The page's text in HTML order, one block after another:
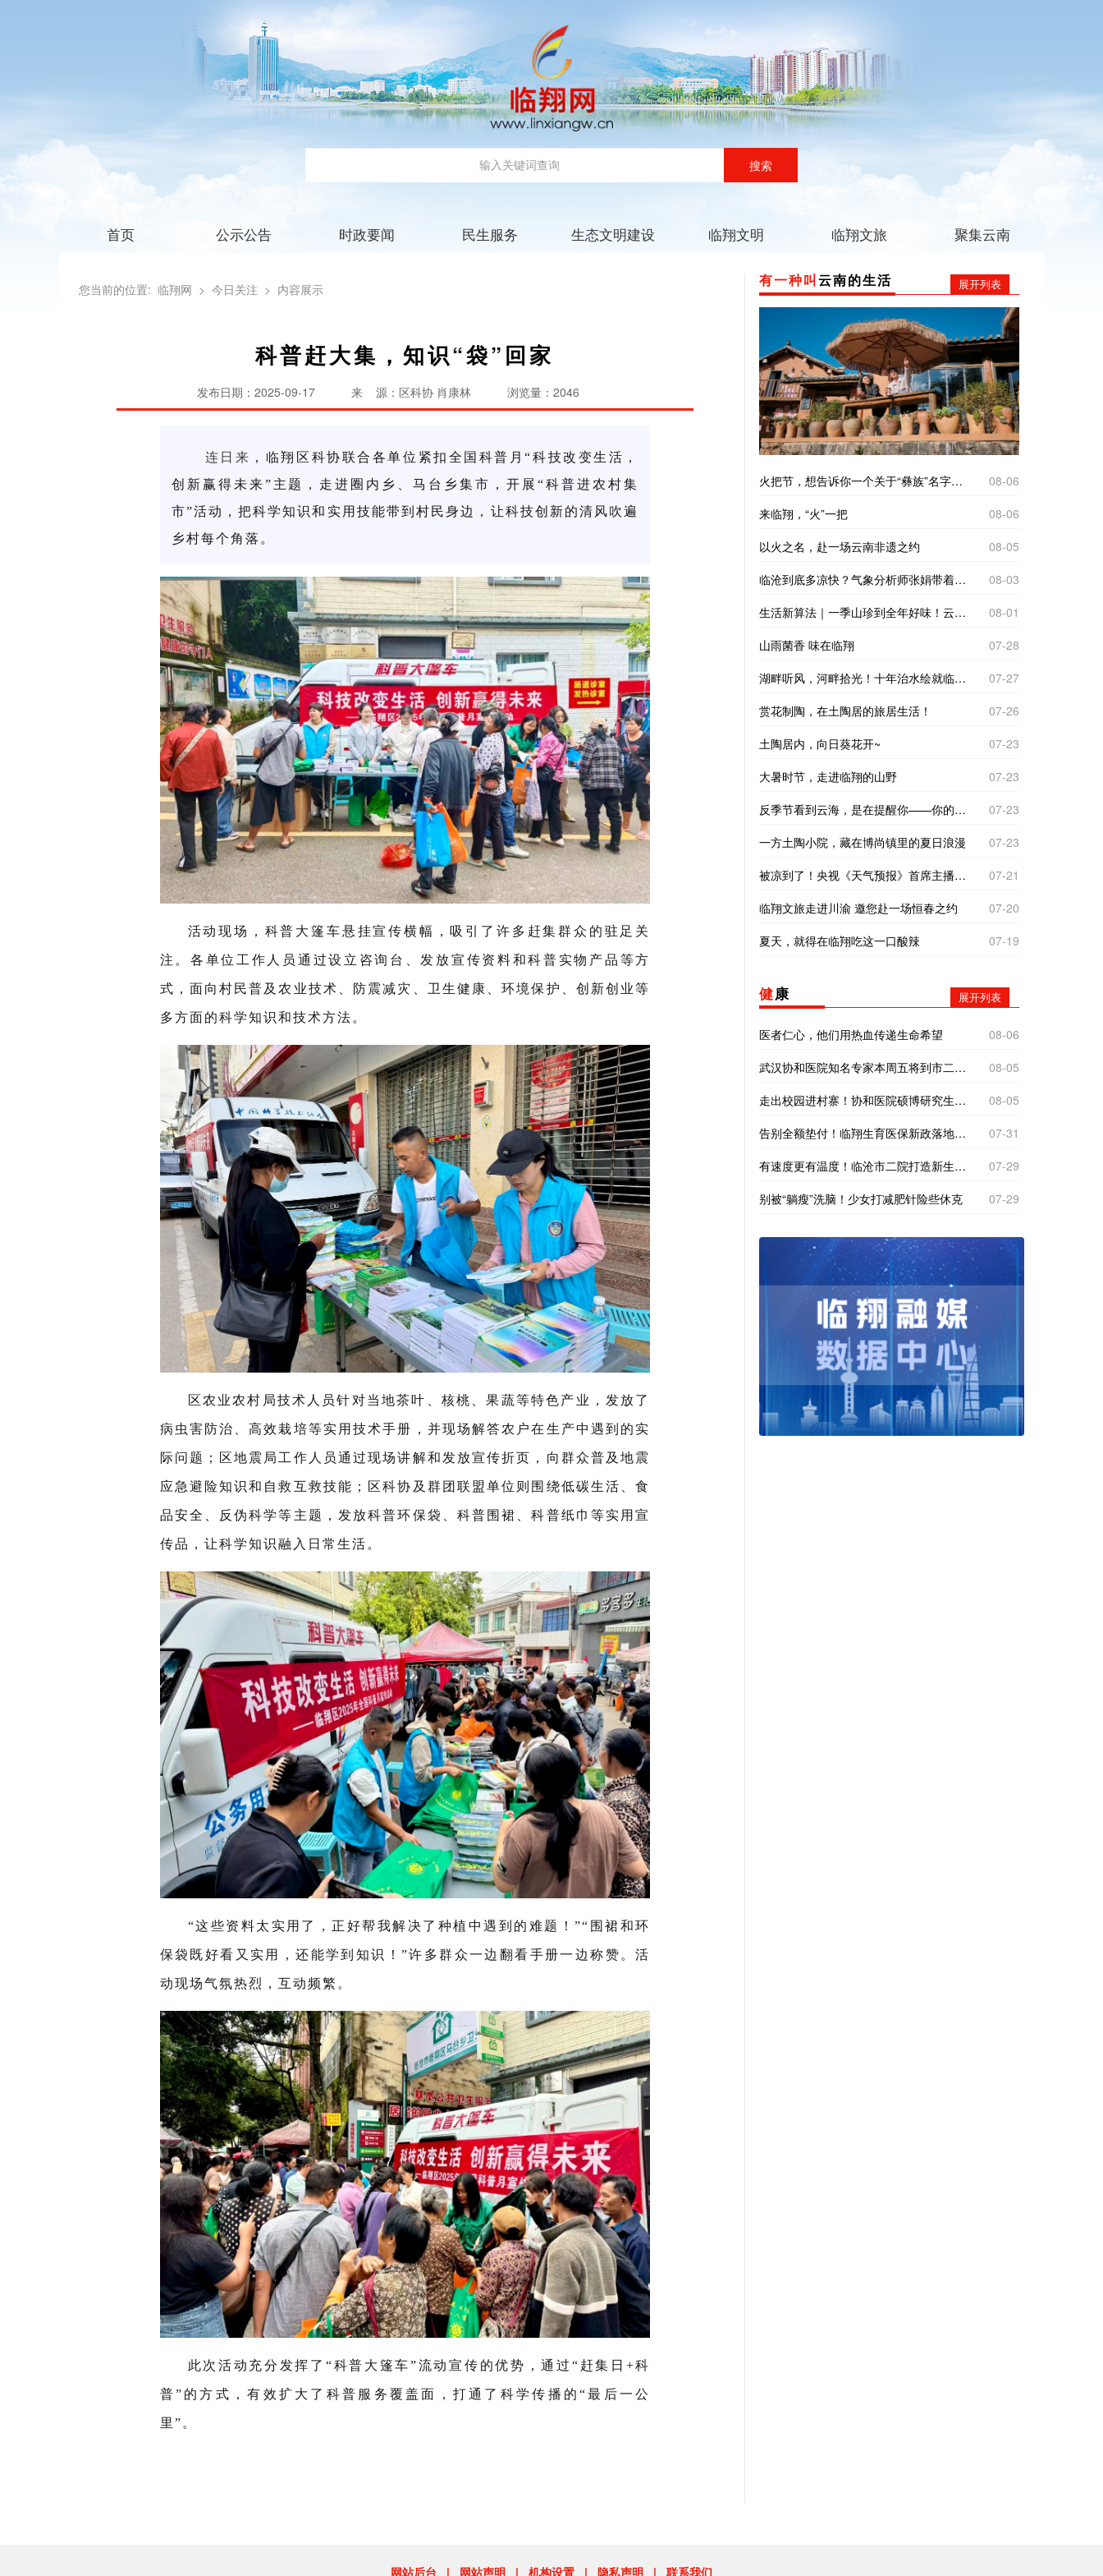
搜索
首页 公示公告 时政要闻 民生服务 生态文明建设 临翔文明 临翔文旅 聚集云南
您当前的位置: 临翔网 > 今日关注 > 内容展示
科普赶大集，知识“袋”回家
发布日期：2025-09-17 来 源：区科协 肖康林 浏览量：2046
连日来 ，临翔区科协联合各单位 紧扣全国科普月“科技改变生活，
创新赢得未来”主题，走进圈内乡
、马台乡集市，开展“科普进农村集
市”活动，把科学知识和实用技能带到村民身边，让科技创新的清风吹遍
乡村每个角落。
活动现场，科普大篷车悬挂宣传横幅，吸引了许多赶集群众的驻足关
注。各单位工作人员通过设立咨询台、发放宣传资料和科普实物产品等方
式，面向村民普及农业技术、防震减灾、卫生健康、环境保护、创新创业等
多方面的科学知识和技术方法。
区农业农村局技术人员针对当地茶叶、核桃、果蔬等特色产业，发放了
病虫害防治、高效栽培等实用技术手册，并现场解答农户在生产中遇到的实
际问题；区地震局工作人员通过现场讲解和 发放宣传折页，向群众普及地震
应急避险知识和自救互救技能；区科协及群团联盟单位则围绕低碳生活、食
品安全、反伪科学等主题，发放科普环保袋、科普围裙、科普纸巾等实用宣
传品，让科学知识融入日常生活。
“这些资料太实用了，正好帮我解决了种植中遇到的难题！”“ 围裙和环
保袋既好看又实用，还能学到知识！ ”许多群众一边翻看手册一边称赞。活
动现场气氛热烈，互动频繁。
此次活动充分发挥了 “科普大篷车”流动宣传的优势，通过 “ 赶集日 +科
普” 的方式，有效扩大了科普服务覆盖面，打通了科学传播的“最后一公
里 ” 。
有一种叫云南的生活 展开列表
火把节，想告诉你一个关于“彝族”名字的故事
08-06
来临翔，“火”一把
08-06
以火之名，赴一场云南非遗之约
08-05
临沧到底多凉快？气象分析师张娟带着仪器来实测
08-03
生活新算法｜一季山珍到全年好味！云南临沧“树koko”里的致富经
08-01
山雨菌香 味在临翔
07-28
湖畔听风，河畔拾光！十年治水绘就临翔“家门口的诗与远方”
07-27
赏花制陶，在土陶居的旅居生活！
07-26
土陶居内，向日葵花开~
07-23
大暑时节，走进临翔的山野
07-23
反季节看到云海，是在提醒你——你的“云”气不差，别着急。错季的相遇，往往是最好的运气！
07-23
一方土陶小院，藏在博尚镇里的夏日浪漫
07-23
被凉到了！央视《天气预报》首席主播杨丹临沧之旅有惊喜
07-21
临翔文旅走进川渝 邀您赴一场恒春之约
07-20
夏天，就得在临翔吃这一口酸辣
07-19
健康 展开列表
医者仁心，他们用热血传递生命希望
08-06
武汉协和医院知名专家本周五将到市二院义诊！
08-05
走出校园进村寨！协和医院硕博研究生到南美乡探寻基层医疗“真问题”
08-05
告别全额垫付！临翔生育医保新政落地，产检分娩直接现场报销
07-31
有速度更有温度！临沧市二院打造新生一站式体检专区
07-29
别被“躺瘦”洗脑！少女打减肥针险些休克
07-29
网站后台 | 网站声明 | 机构设置 | 隐私声明 | 联系我们